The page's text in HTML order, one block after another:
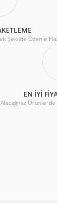
Şekilde Özenle
EN İYİ
Alacağınız